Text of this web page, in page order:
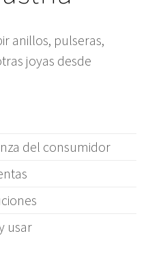
anillos, pulseras,
joyas desde
del consumidor
usar